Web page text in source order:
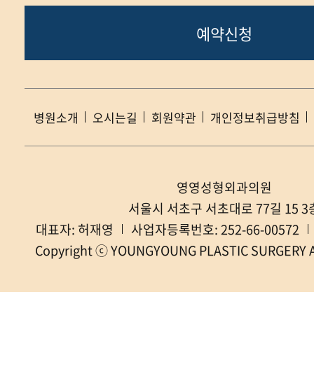
예약신청
병원소개 오시는길 회원약관 개인정보취급방침
영영성형외과의원
서울시 서초구 서초대로 77길 15 3
대표자: 허재영
사업자등록번호: 252-66-00572
Copyright ⓒ YOUNGYOUNG PLASTIC